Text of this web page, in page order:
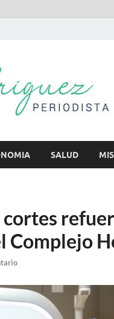
SALUD
Complejo